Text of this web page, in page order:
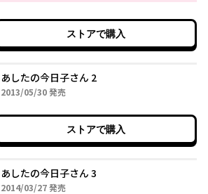
ストアで購入
あしたの今日子さん 2
2013/05/302013年05月30日
発売
ストアで購入
あしたの今日子さん 3
2014/03/272014年03月27日
発売